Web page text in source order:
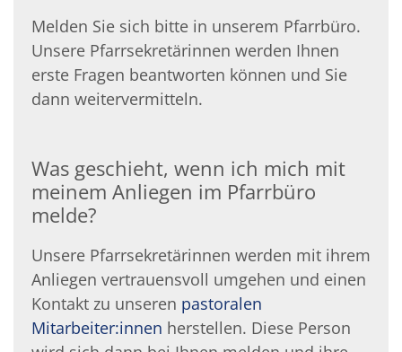
Melden Sie sich bitte in unserem Pfarrbüro.
Unsere Pfarrsekretärinnen werden Ihnen
erste Fragen beantworten können und Sie
dann weitervermitteln.
Was geschieht, wenn ich mich mit
meinem Anliegen im Pfarrbüro
melde?
Unsere Pfarrsekretärinnen werden mit ihrem
Anliegen vertrauensvoll umgehen und einen
Kontakt zu unseren pastoralen
Mitarbeiter:innen herstellen. Diese Person